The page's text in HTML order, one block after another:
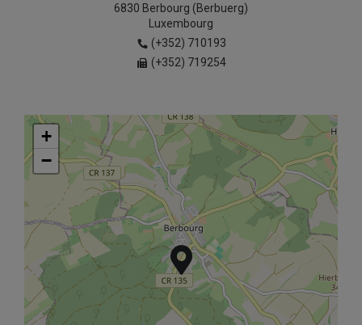
6830 Berbourg (Berbuerg)
Luxembourg
(+352) 710193
(+352) 719254
+
−
+
−